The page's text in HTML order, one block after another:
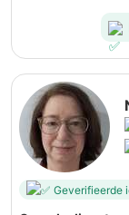
Geverifieerde